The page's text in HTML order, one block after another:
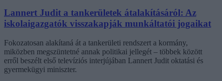
Lannert Judit a tankerületek átalakításáról: Az
iskolaigazgatók visszakapják munkáltatói jogaikat
Fokozatosan alakítaná át a tankerületi rendszert a kormány,
miközben megszüntetné annak politikai jellegét – többek között
erről beszélt első televíziós interjújában Lannert Judit oktatási és
gyermekügyi miniszter.